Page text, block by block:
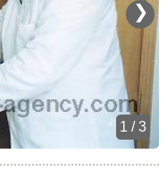
❯
1 / 3